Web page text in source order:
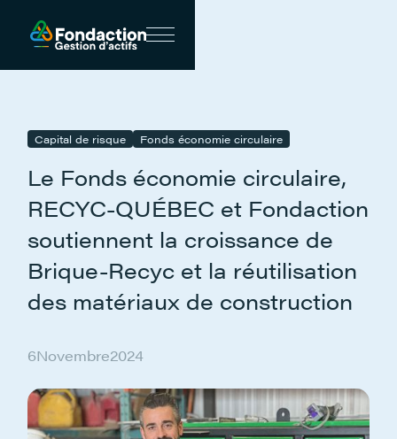
Capital de risque Fonds économie circulaire
Le Fonds économie circulaire,
RECYC-QUÉBEC et Fondaction
soutiennent la croissance de
Brique-Recyc et la réutilisation
des matériaux de construction
6Novembre2024